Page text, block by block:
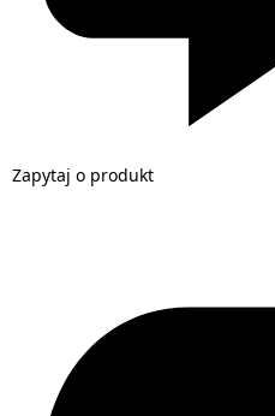
Zapytaj o produkt